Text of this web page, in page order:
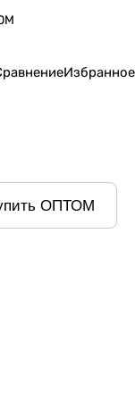
Избранное
ОПТОМ